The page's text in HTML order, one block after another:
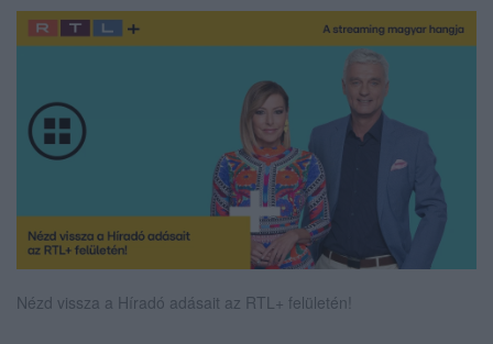
Nézd vissza a Híradó adásait az RTL+ felületén!